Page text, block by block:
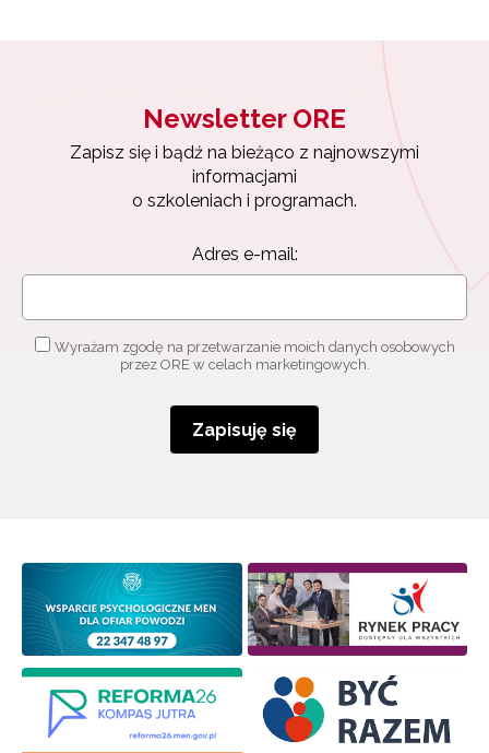
Newsletter ORE
Zapisz się i bądź na bieżąco z najnowszymi
informacjami
o szkoleniach i programach.
Adres e-mail:
Wyrażam zgodę na przetwarzanie moich danych osobowych
przez ORE w celach marketingowych.
Zapisuję się